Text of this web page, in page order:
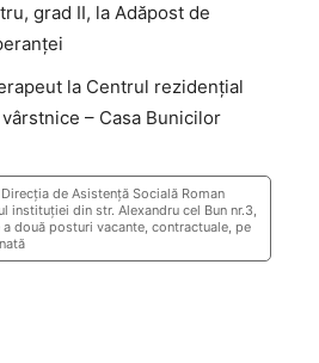
grad II, la Adăpost de
la Centrul rezidențial
– Casa Bunicilor
de Asistență Socială Roman
instituției din str. Alexandru cel Bun nr.3,
două posturi vacante, contractuale, pe